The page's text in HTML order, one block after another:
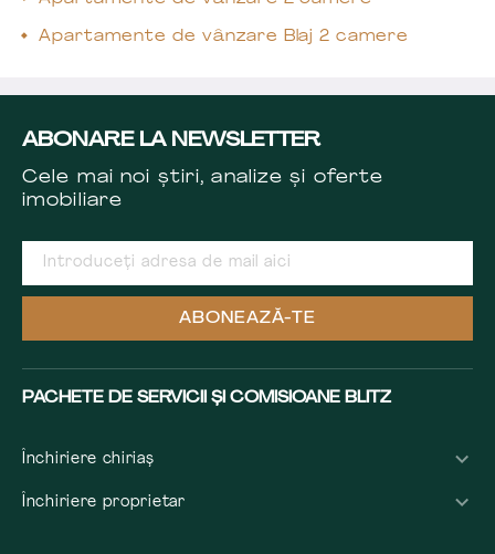
Apartamente de vânzare Blaj 2 camere
ABONARE LA NEWSLETTER
Cele mai noi știri, analize și oferte
imobiliare
ABONEAZĂ-TE
PACHETE DE SERVICII ȘI COMISIOANE BLITZ
Închiriere chiriaș
Închiriere proprietar